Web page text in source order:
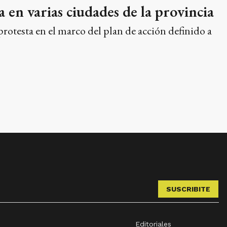
varias ciudades de la provincia
en el marco del plan de acción definido a
SUSCRIBITE
Editoriales